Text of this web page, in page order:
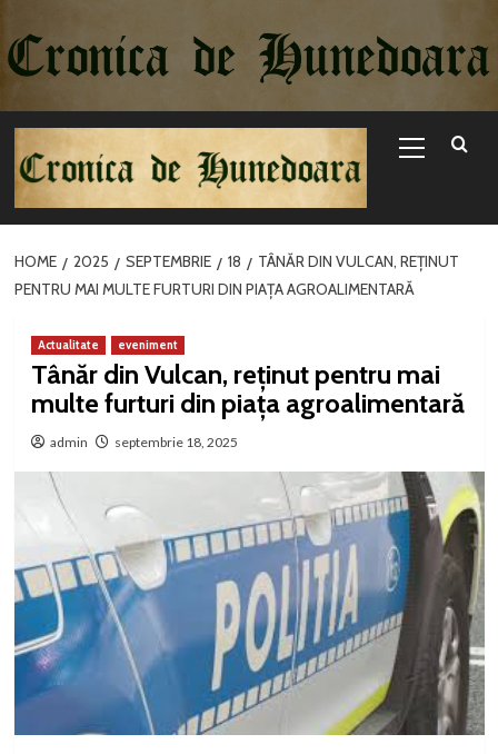
la
conținut
Menu
HOME 2025 SEPTEMBRIE 18
TÂNĂR DIN VULCAN, REȚINUT
PENTRU MAI MULTE FURTURI DIN PIAȚA AGROALIMENTARĂ
Actualitate eveniment
Tânăr din Vulcan, reținut pentru mai
multe furturi din piața agroalimentară
admin septembrie 18, 2025